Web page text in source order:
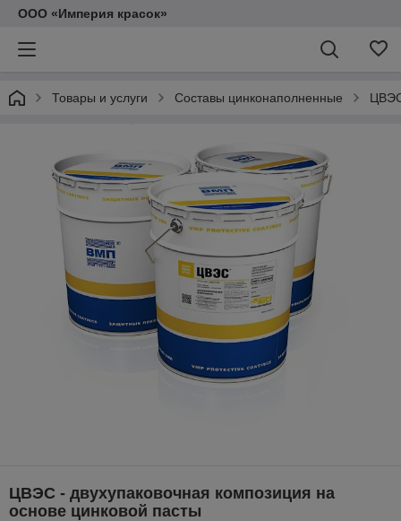
ООО «Империя красок»
Товары и услуги Составы цинконаполненные
ЦВЭС - двухупаковочная композиция на
основе цинковой пасты